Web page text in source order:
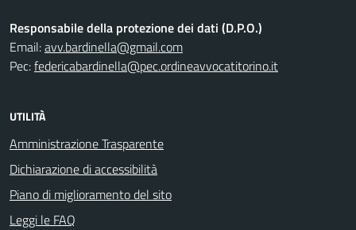
Responsabile della protezione dei dati (D.P.O.)
Email:avv.bardinella@gmail.com
Pec:federicabardinella@pec.ordineavvocatitorino.it
UTILITÀ
Amministrazione Trasparente
Dichiarazione di accessibilità
Piano di miglioramento del sito
Leggi le FAQ